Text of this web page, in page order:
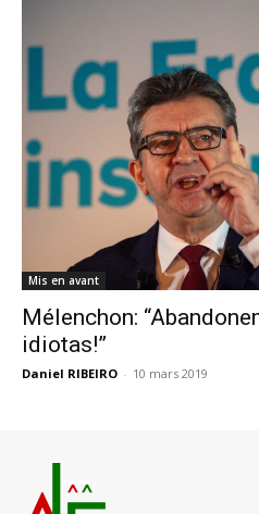
Mis en avant
Mélenchon:
idiotas!”
Daniel RIBEIRO - 10 mars 2019